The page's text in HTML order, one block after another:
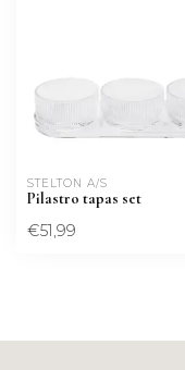
STELTON A/S
Pilastro tapas set
€51,99